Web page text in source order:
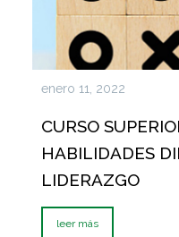
enero 11, 2022
CURSO
HABILIDADES
LIDERAZGO
leer más